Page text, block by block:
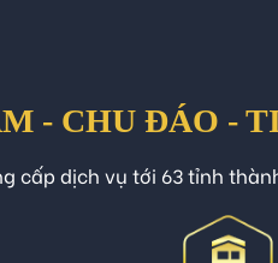
- CHU ĐÁO -
cấp dịch vụ tới 63 tỉnh